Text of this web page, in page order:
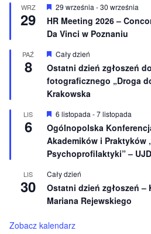
n
i
o
n
WRZ
29
W
y
r
ó
n
o
n
e
29 września -30 września
HR Meeting 2026 –
Da Vinci w Poznaniu
PAŹ
8
W
r
ó
ż
n
i
o
n
e
Cały dzień
Ostatni dzień zgłoszeń
fotograficznego „Droga
Krakowska
LIS
6
W
r
ó
ż
n
o
n
e
6 listopada -7 listopada
Ogólnopolska
Akademików i Praktyków
Psychoprofilaktyki” –
LIS
30
Cały dzień
Ostatni dzień zgłoszeń
Mariana Rejewskiego
Zobacz kalendarz